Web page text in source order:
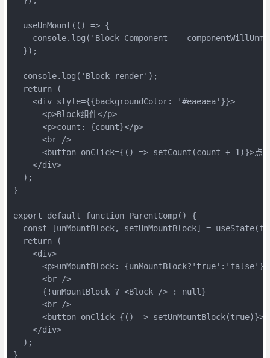
  useUnMount(() => {
console.log('Block Component----
  });
  console.log('Block render');
  return (
    <div style={{backgroundColor: '#eaeaea'}}>
      <p>Block组件</p>
      <p>count: {count}</p>
      <br />
<button onClick={() => setCount(count + 1)}>点
    </div>
  );
}
export default function ParentComp() {
const [unMountBlock, setUnMountBlock] =
  return (
    <div>
<p>unMountBlock:
      <br />
      {!unMountBlock ? <Block /> : null}
      <br />
<button onClick={() => setUnMountBlock(true)}>
    </div>
  );
}